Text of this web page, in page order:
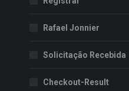
Rafael Jonnier
Solicitação Recebida
Checkout-Result